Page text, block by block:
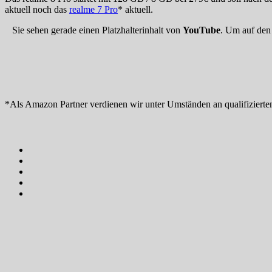
aktuell noch das realme 7 Pro* aktuell.
Sie sehen gerade einen Platzhalterinhalt von YouTube. Um auf
*Als Amazon Partner verdienen wir unter Umständen an